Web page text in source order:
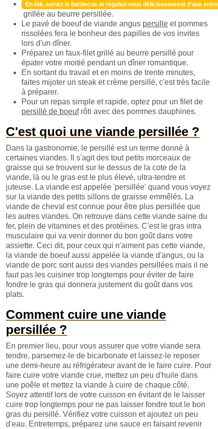
En été, sortez le barbecue et régalez-vous délicieusement d'une
grillée au beurre persillée.
Le pavé de boeuf de viande angus persille et pommes
rissolées fera le bonheur des papilles de vos invites
lors d'un dîner.
Préparez un faux-filet grillé au beurre persillé pour
épater votre moitié pendant un dîner romantique.
En sortant du travail et en moins de trente minutes,
faites mijoter un steak et crème persillé, c'est très facile
à préparer.
Pour un repas simple et rapide, optez pour un filet de
persillé de boeufrôti avec des pommes dauphines.
C'est quoi une viande persillée ?
Dans la gastronomie, le persillé est un terme donné à
certaines viandes. Il s'agit des tout petits morceaux de
graisse qui se trouvent sur le dessus de la cote de la
viande, là ou le gras est le plus élevé, ultra-tendre et
juteuse. La viande est appelée 'persillée' quand vous voyez
sur la viande des petits sillons de graisse emmêlés. La
viande de cheval est connue pour être plus persillée que
les autres viandes. On retrouve dans cette viande saine du
fer, plein de vitamines et des protéines. C'est le gras intra
musculaire qui va venir donner du bon goût dans votre
assiette. Ceci dit, pour ceux qui n'aiment pas cette viande,
la viande de boeuf aussi appelée la viande d'angus, ou la
viande de porc sont aussi des viandes persillées mais il ne
faut pas les cuisiner trop longtemps pour éviter de faire
fondre le gras qui donnera justement du goût dans vos
plats.
Comment cuire une viande
persillée ?
En premier lieu, pour vous assurer que votre viande sera
tendre, parsemez-le de bicarbonate et laissez-le reposer
une demi-heure au réfrigérateur avant de le faire cuire. Pour
faire cuire votre viande crue, mettez un peu d'huile dans
une poêle et mettez la viande à cuire de chaque côté.
Soyez attentif lors de votre cuisson en évitant de le laisser
cuire trop longtemps pour ne pas laisser fondre tout le bon
gras du persillé. Vérifiez votre cuisson et ajoutez un peu
d'eau. Entretemps, préparez une sauce en faisant revenir